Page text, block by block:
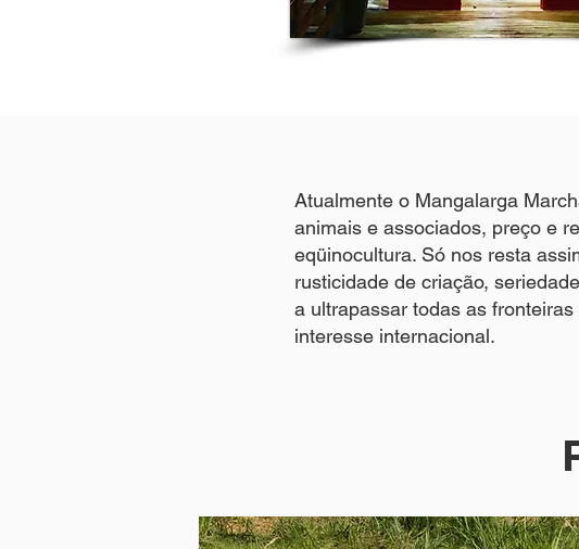
Atualmente o Mangalarga
animais e associados, preço e
eqüinocultura. Só nos resta
rusticidade de criação,
a ultrapassar todas as
interesse internacional.